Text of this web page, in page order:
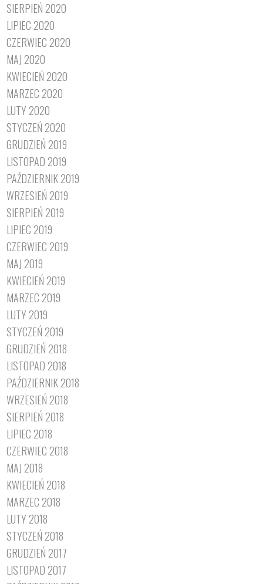
SIERPIEŃ 2020
LIPIEC 2020
CZERWIEC 2020
MAJ 2020
KWIECIEŃ 2020
MARZEC 2020
LUTY 2020
STYCZEŃ 2020
GRUDZIEŃ 2019
LISTOPAD 2019
PAŹDZIERNIK 2019
WRZESIEŃ 2019
SIERPIEŃ 2019
LIPIEC 2019
CZERWIEC 2019
MAJ 2019
KWIECIEŃ 2019
MARZEC 2019
LUTY 2019
STYCZEŃ 2019
GRUDZIEŃ 2018
LISTOPAD 2018
PAŹDZIERNIK 2018
WRZESIEŃ 2018
SIERPIEŃ 2018
LIPIEC 2018
CZERWIEC 2018
MAJ 2018
KWIECIEŃ 2018
MARZEC 2018
LUTY 2018
STYCZEŃ 2018
GRUDZIEŃ 2017
LISTOPAD 2017